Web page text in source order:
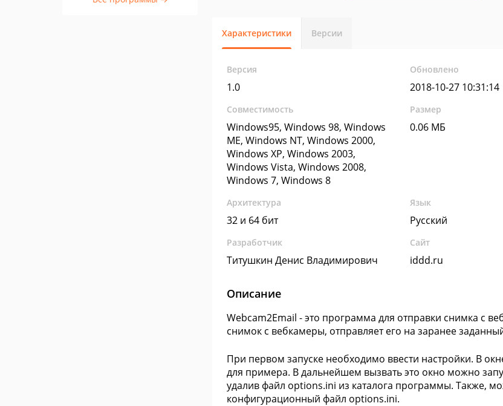
Характеристики Версии
Версия
1.0
Обновлено
2018-10-27 10:31:14
Совместимость
Windows95, Windows 98, Windows
ME, Windows NT, Windows 2000,
Windows XP, Windows 2003,
Windows Vista, Windows 2008,
Windows 7, Windows 8
Размер
0.06 МБ
Архитектура
32 и 64 бит
Язык
Русский
Разработчик
Титушкин Денис Владимирович
Сайт
iddd.ru
Описание
Webcam2Email - это программа для отправки снимка с
снимок с вебкамеры, отправляет его на заранее
При первом запуске необходимо ввести настройки. В
для примера. В дальнейшем вызвать это окно можно
удалив файл options.ini из каталога программы. Также,
конфигурационный файл options.ini.